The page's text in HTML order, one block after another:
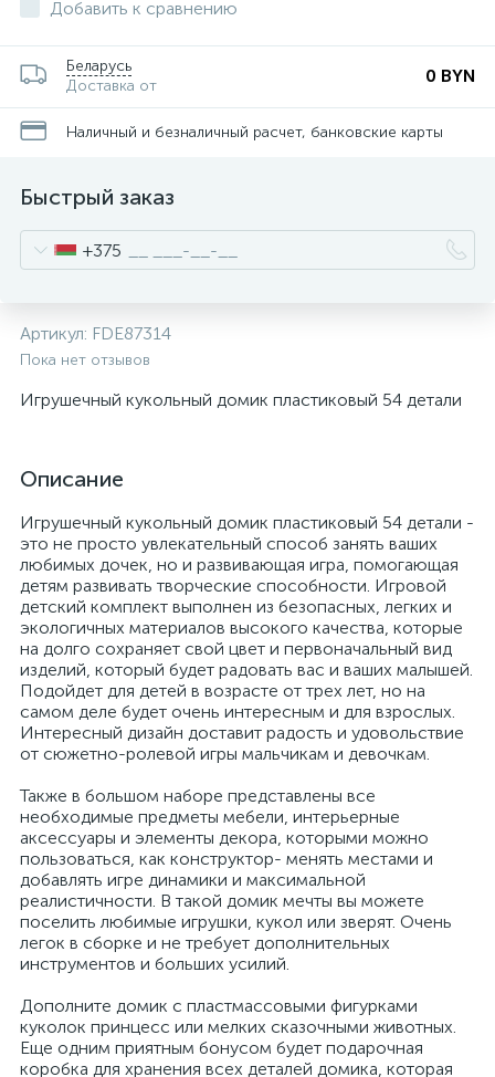
Добавить к сравнению
Беларусь
Доставка от
0 BYN
Наличный и безналичный расчет, банковские карты
Быстрый заказ
+375
Артикул: FDE87314
Пока нет отзывов
Игрушечный кукольный домик пластиковый 54 детали
Описание
Игрушечный кукольный домик пластиковый 54 детали -
это не просто увлекательный способ занять ваших
любимых дочек, но и развивающая игра, помогающая
детям развивать творческие способности. Игровой
детский комплект выполнен из безопасных, легких и
экологичных материалов высокого качества, которые
на долго сохраняет свой цвет и первоначальный вид
изделий, который будет радовать вас и ваших малышей.
Подойдет для детей в возрасте от трех лет, но на
самом деле будет очень интересным и для взрослых.
Интересный дизайн доставит радость и удовольствие
от сюжетно-ролевой игры мальчикам и девочкам.
Также в большом наборе представлены все
необходимые предметы мебели, интерьерные
аксессуары и элементы декора, которыми можно
пользоваться, как конструктор- менять местами и
добавлять игре динамики и максимальной
реалистичности. В такой домик мечты вы можете
поселить любимые игрушки, кукол или зверят. Очень
легок в сборке и не требует дополнительных
инструментов и больших усилий.
Дополните домик с пластмассовыми фигурками
куколок принцесс или мелких сказочными животных.
Еще одним приятным бонусом будет подарочная
коробка для хранения всех деталей домика, которая